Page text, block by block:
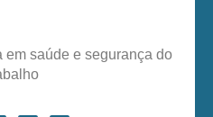
em saúde e segurança do